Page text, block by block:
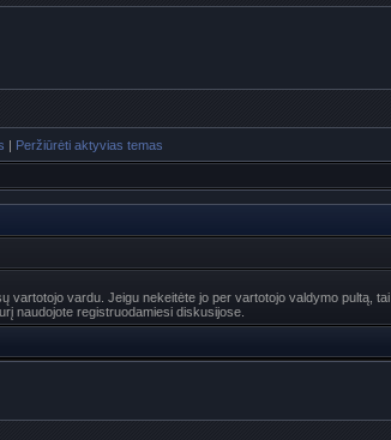
| Peržiūrėti aktyvias temas
vartotojo vardu. Jeigu nekeitėte jo per vartotojo valdymo pultą, tai
naudojote registruodamiesi diskusijose.